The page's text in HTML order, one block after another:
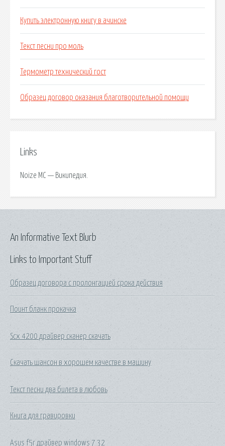
Купить электронную книгу в ачинске
Текст песни про моль
Термометр технический гост
Образец договор оказания благотворительной помощи
Links
Noize MC — Википедия.
Links to Important Stuff
Образец договора с пролонгацией срока действия
Поинт бланк прокачка
Scx 4200 драйвер сканер скачать
Скачать шансон в хорошем качестве в машину
Текст песни два билета в любовь
Книга для гравировки
Asus f5r драйвер windows 7 32
An Informative Text Blurb